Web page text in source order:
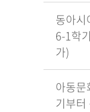
동아
6-1학
가)
아동
기부터